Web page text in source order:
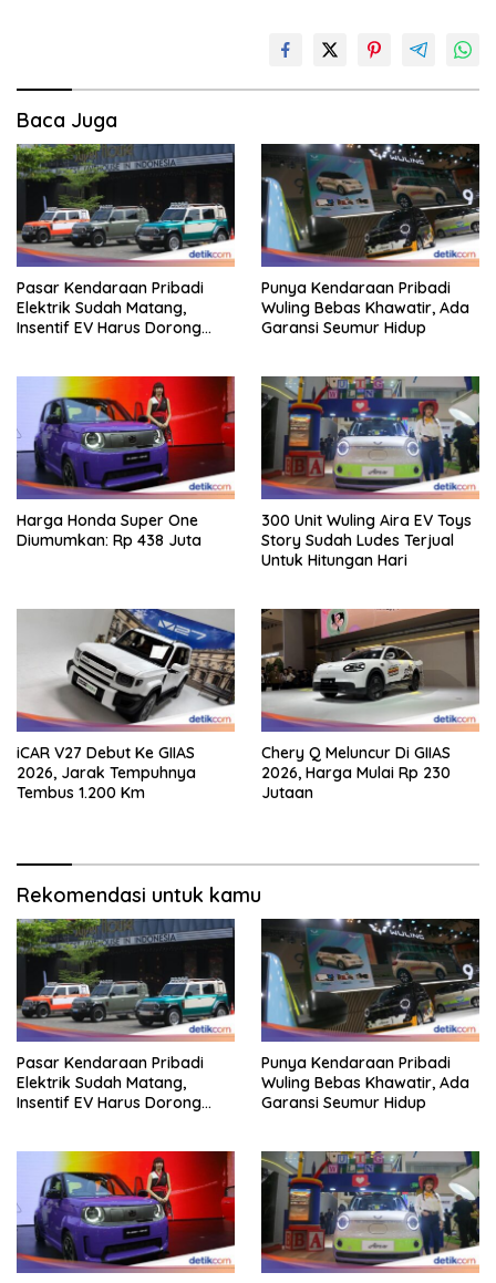
Baca Juga
Pasar Kendaraan Pribadi
Elektrik Sudah Matang,
Insentif EV Harus Dorong
Punya Kendaraan Pribadi
Wuling Bebas Khawatir, Ada
Garansi Seumur Hidup
Harga Honda Super One
Diumumkan: Rp 438 Juta
300 Unit Wuling Aira EV Toys
Story Sudah Ludes Terjual
Untuk Hitungan Hari
iCAR V27 Debut Ke GIIAS
2026, Jarak Tempuhnya
Tembus 1.200 Km
Chery Q Meluncur Di GIIAS
2026, Harga Mulai Rp 230
Jutaan
Rekomendasi untuk kamu
Pasar Kendaraan Pribadi
Elektrik Sudah Matang,
Insentif EV Harus Dorong
Punya Kendaraan Pribadi
Wuling Bebas Khawatir, Ada
Garansi Seumur Hidup